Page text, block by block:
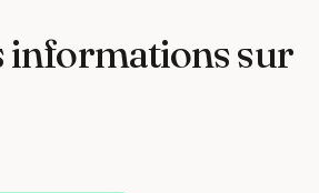
informations sur